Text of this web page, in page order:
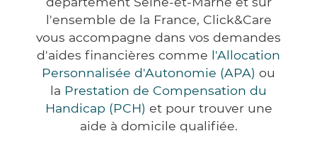
l'ensemble de la France, Click&Care
vous accompagne dans vos demandes
d'aides financières comme l'Allocation
Personnalisée d'Autonomie (APA) ou
la Prestation de Compensation du
Handicap (PCH) et pour trouver une
aide à domicile qualifiée.